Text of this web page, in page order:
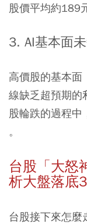
股價平均約189
3. AI基本面
高價股的基本面
線缺乏超預期的
股輪跌的過程中
。
台股「大怒
析大盤落底
台股接下來怎麼